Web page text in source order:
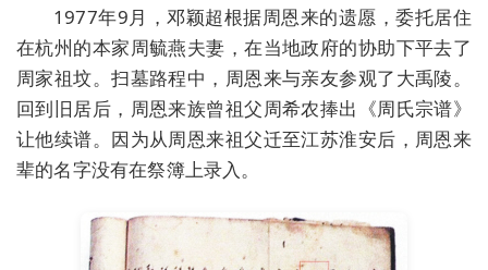
1977年9月，邓颖超根据周恩来的遗愿，委托居住
在杭州的本家周毓燕夫妻，在当地政府的协助下平去了
周家祖坟。扫墓路程中，周恩来与亲友参观了大禹陵。
回到旧居后，周恩来族曾祖父周希农捧出《周氏宗谱》
让他续谱。因为从周恩来祖父迁至江苏淮安后，周恩来
辈的名字没有在祭簿上录入。